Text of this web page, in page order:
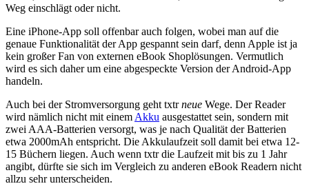
Weg einschlägt oder nicht.
Eine iPhone-App soll offenbar auch folgen, wobei man auf die
genaue Funktionalität der App gespannt sein darf, denn Apple ist ja
kein großer Fan von externen eBook Shoplösungen. Vermutlich
wird es sich daher um eine abgespeckte Version der Android-App
handeln.
Auch bei der Stromversorgung geht txtrneue Wege. Der Reader
wird nämlich nicht mit einemAkku ausgestattet sein, sondern mit
zwei AAA-Batterien versorgt, was je nach Qualität der Batterien
etwa 2000mAh entspricht. Die Akkulaufzeit soll damit bei etwa 12-
15 Büchern liegen. Auch wenn txtr die Laufzeit mit bis zu 1 Jahr
angibt, dürfte sie sich im Vergleich zu anderen eBook Readern nicht
allzu sehr unterscheiden.